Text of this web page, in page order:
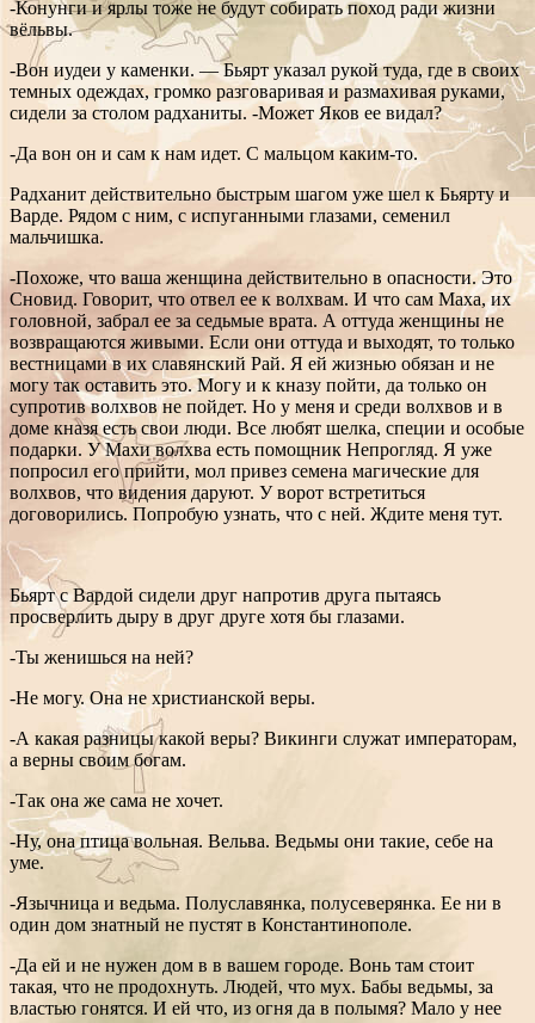
-Конунги и ярлы тоже не будут собирать поход ради жизни
вёльвы.
-Вон иудеи у каменки. — Бьярт указал рукой туда, где в своих
темных одеждах, громко разговаривая и размахивая руками,
сидели за столом радханиты. -Может Яков ее видал?
-Да вон он и сам к нам идет. С мальцом каким-то.
Радханит действительно быстрым шагом уже шел к Бьярту и
Варде. Рядом с ним, с испуганными глазами, семенил
мальчишка.
-Похоже, что ваша женщина действительно в опасности. Это
Сновид. Говорит, что отвел ее к волхвам. И что сам Маха, их
головной, забрал ее за седьмые врата. А оттуда женщины не
возвращаются живыми. Если они оттуда и выходят, то только
вестницами в их славянский Рай. Я ей жизнью обязан и не
могу так оставить это. Могу и к кназу пойти, да только он
супротив волхвов не пойдет. Но у меня и среди волхвов и в
доме кназя есть свои люди. Все любят шелка, специи и особые
подарки. У Махи волхва есть помощник Непрогляд. Я уже
попросил его прийти, мол привез семена магические для
волхвов, что видения даруют. У ворот встретиться
договорились. Попробую узнать, что с ней. Ждите меня тут.
Бьярт с Вардой сидели друг напротив друга пытаясь
просверлить дыру в друг друге хотя бы глазами.
-Ты женишься на ней?
-Не могу. Она не христианской веры.
-А какая разницы какой веры? Викинги служат императорам,
а верны своим богам.
-Так она же сама не хочет.
-Ну, она птица вольная. Вельва. Ведьмы они такие, себе на
уме.
-Язычница и ведьма. Полуславянка, полусеверянка. Ее ни в
один дом знатный не пустят в Константинополе.
-Да ей и не нужен дом в в вашем городе. Вонь там стоит
такая, что не продохнуть. Людей, что мух. Бабы ведьмы, за
властью гонятся. И ей что, из огня да в полымя? Мало у нее